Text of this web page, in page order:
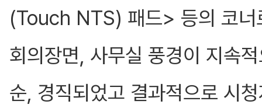
(Touch NTS) 패드> 등의 코너
회의장면, 사무실 풍경이 지속
순, 경직되었고 결과적으로 시